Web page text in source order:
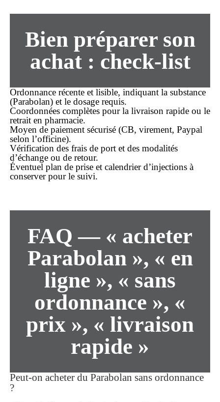
Bien préparer son
achat: check-list
Ordonnance récente et lisible, indiquant la substance
(Parabolan) et le dosage requis.
Coordonnées complètes pour la livraison rapide ou le
retrait en pharmacie.
Moyen de paiement sécurisé (CB, virement, Paypal
selon l’officine).
Vérification des frais de port et des modalités
d’échange ou de retour.
Éventuel plan de prise et calendrier d’injections à
conserver pour le suivi.
FAQ — « acheter
Parabolan », « en
ligne », « sans
ordonnance », «
prix », « livraison
rapide »
Peut-on acheter du Parabolan sans ordonnance
?